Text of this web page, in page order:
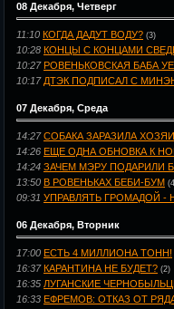
08 Декабря, Четверг
11:10 КОГДА ДАДУТ ВОДУ? (3)
10:28 КОНЦЫ С КОНЦАМИ
10:27 РОВЕНЬКОВСКАЯ БАБА
10:17 ДТЭК ПОДПИСАЛ С
07 Декабря, Среда
14:27 СОБАКА ЗАРАЗИЛА
14:26 ЕЩЕ ОДНА ОБНОВКА К
14:24 ЗАЧЕМ МЭРУ ПОДАРИЛИ
13:50 В РОВЕНЬКАХ БЕБИ-БУМ
09:31 УПРАВЛЯТЬ ГРОМАДОЙ -
06 Декабря, Вторник
17:00 ЕСТЬ 4 МИЛЛИОНА ТОНН!
16:37 КАРАНТИНА НЕ БУДЕТ? (2)
16:35 ЛУГАНСКИЕ
16:33 ЕФРЕМОВ: ОТКАЗ ОТ